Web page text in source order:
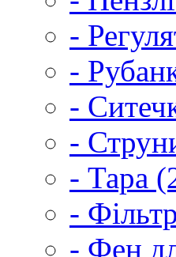
-
-
-
-
- Тара
-
- Фен